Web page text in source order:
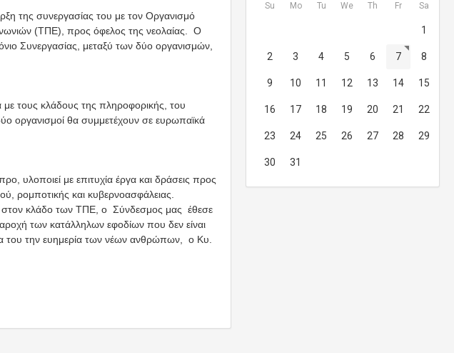
της συνεργασίας του με τον Οργανισμό
(ΤΠΕ), προς όφελος της νεολαίας. Ο
Συνεργασίας, μεταξύ των δύο οργανισμών,
τους κλάδους της πληροφορικής, του
οργανισμοί θα συμμετέχουν σε ευρωπαϊκά
υλοποιεί με επιτυχία έργα και δράσεις προς
ρομποτικής και κυβερνοασφάλειας.
στον κλάδο των ΤΠΕ, ο Σύνδεσμος μας έθεσε
των κατάλληλων εφοδίων που δεν είναι
του την ευημερία των νέων ανθρώπων, ο Κυ.
Su Mo Tu We Th Fr Sa
1
2 3 4 5 6 7 8
9 10 11 12 13 14 15
16 17 18 19 20 21 22
23 24 25 26 27 28 29
30 31